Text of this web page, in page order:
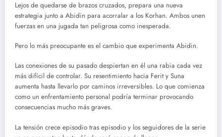
Lejos de quedarse de brazos cruzados, prepara una nueva
estrategia junto a Abidin para acorralar a los Korhan. Ambos unen
fuerzas en una jugada tan peligrosa como inesperada.
Pero lo más preocupante es el cambio que experimenta Abidin.
Las conexiones de su pasado despiertan en él una rabia cada vez
más difícil de controlar. Su resentimiento hacia Ferit y Suna
aumenta hasta llevarlo por caminos irreversibles. Lo que comienza
como un enfrentamiento personal podría terminar provocando
consecuencias mucho más graves.
La tensión crece episodio tras episodio y los seguidores de la serie